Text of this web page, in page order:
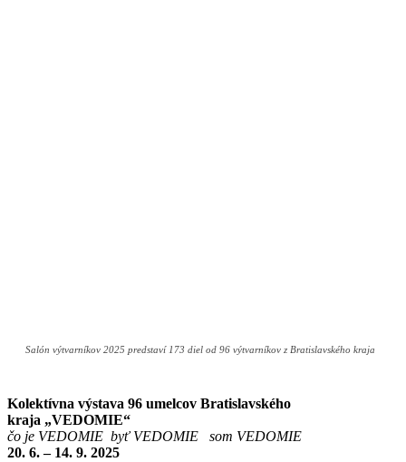
Salón výtvarníkov 2025 predstaví 173 diel od 96 výtvarníkov z Bratislavského kraja
Kolektívna výstava 96 umelcov Bratislavského
kraja „VEDOMIE“
čo je VEDOMIE byť VEDOMIE som VEDOMIE
20. 6. – 14. 9. 2025